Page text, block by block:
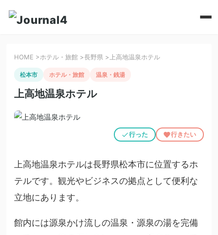
HOME >ホテル・旅館 >長野県 > 上高地温泉ホテル
松本市 ホテル・旅館 温泉・銭湯
上高地温泉ホテル
行った 行きたい
上高地温泉ホテルは長野県松本市に位置するホ
テルです。観光やビジネスの拠点として便利な
立地にあります。
館内には源泉かけ流しの温泉・源泉の湯を完備